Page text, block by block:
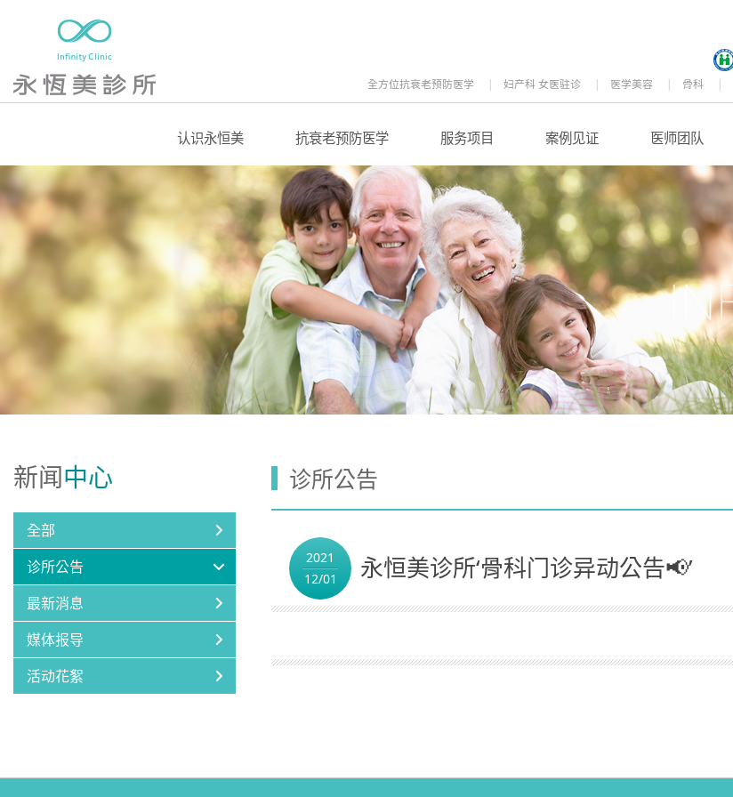
全方位抗衰老预防医学
妇产科 女医驻诊 医学美容 骨科
认识永恒美 抗衰老预防医学 服务项目 案例见证 医师团队
新闻中心
全部
诊所公告
最新消息
媒体报导
活动花絮
诊所公告
2021
12/01
永恒美诊所‘骨科门诊异动公告📢’